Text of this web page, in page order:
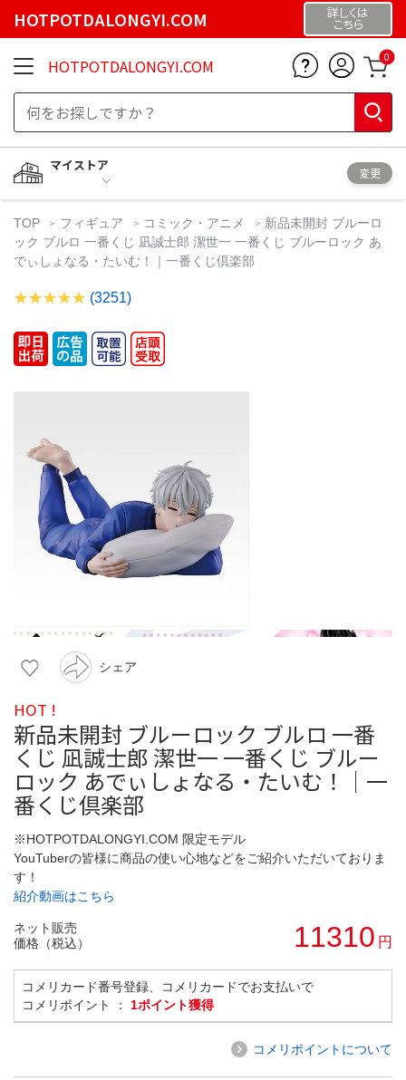
HOTPOTDALONGYI.COM 詳しくは
こちら
HOTPOTDALONGYI.COM 0
マイストア
変更
TOP フィギュア コミック・アニメ
新品未開封 ブルーロ
ック ブルロ 一番くじ 凪誠士郎 潔世一 一番くじ ブルーロック あ
でぃしょなる・たいむ！｜一番くじ倶楽部
(3251)
シェア
HOT !
新品未開封 ブルーロック ブルロ 一番
くじ 凪誠士郎 潔世一 一番くじ ブルー
ロック あでぃしょなる・たいむ！｜一
番くじ倶楽部
※HOTPOTDALONGYI.COM 限定モデル
YouTuberの皆様に商品の使い心地などをご紹介いただいておりま
す！
紹介動画はこちら
ネット販売
価格（税込）
11310 円
コメリカード番号登録、コメリカードでお支払いで
コメリポイント ： 1ポイント獲得
コメリポイントについて